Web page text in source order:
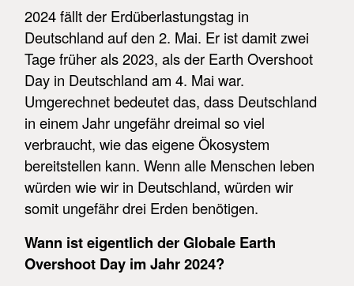
2024 fällt der Erdüberlastungstag in
Deutschland auf den 2. Mai. Er ist damit zwei
Tage früher als 2023, als der Earth Overshoot
Day in Deutschland am 4. Mai war.
Umgerechnet bedeutet das, dass Deutschland
in einem Jahr ungefähr dreimal so viel
verbraucht, wie das eigene Ökosystem
bereitstellen kann. Wenn alle Menschen leben
würden wie wir in Deutschland, würden wir
somit ungefähr drei Erden benötigen.
Wann ist eigentlich der Globale Earth
Overshoot Day im Jahr 2024?